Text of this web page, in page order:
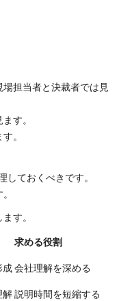
担当者と決裁者では見
す。
。
しておくべきです。
す。
求める役割
成会社理解を深める
解説明時間を短縮する